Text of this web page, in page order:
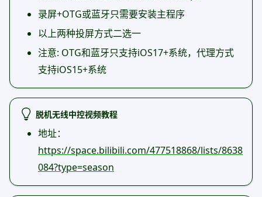
录屏+OTG或蓝牙只需要安装主程序
以上两种投屏方式二选一
注意: OTG和蓝牙只支持iOS17+系统，代理方式
支持iOS15+系统
脱机无线中控视频教程
地址：
https://space.bilibili.com/477518868/lists/8638
084?type=season